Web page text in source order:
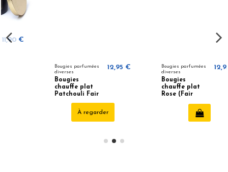
Bougies parfumées
chauffe plat
Patchouli Fair
12,95 €
À regarder
Bougies parfumées
chauffe plat
12,95 €